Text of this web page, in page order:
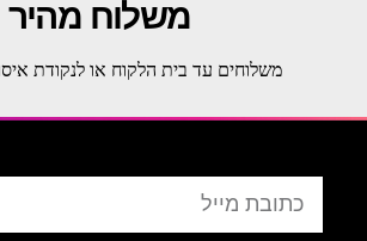
משלוח מהיר
משלוחים עד בית הלקוח או לנקודת